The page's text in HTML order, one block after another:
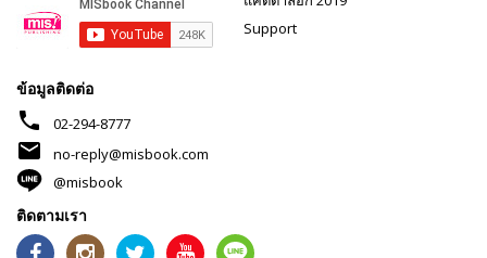
Support
ข้อมูลติดต่อ
phone 02-294-8777
mail
no-reply@misbook.com
@misbook
ติดตามเรา